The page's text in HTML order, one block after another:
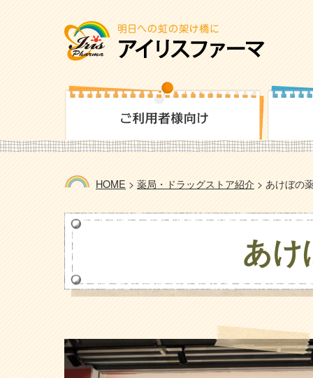
HOME > 薬局・ドラッグストア紹介 > あけぼの
あけ